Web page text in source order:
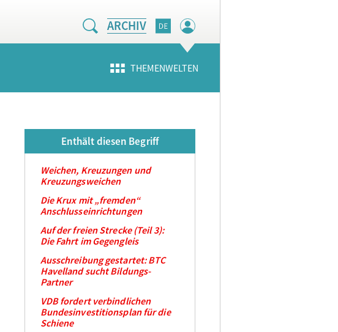
ARCHIV
THEMENWELTEN
Enthält diesen Begriff
Weichen, Kreuzungen und
Kreuzungsweichen
Die Krux mit „fremden“
Anschlusseinrichtungen
Auf der freien Strecke (Teil 3):
Die Fahrt im Gegengleis
Ausschreibung gestartet: BTC
Havelland sucht Bildungs-
Partner
VDB fordert verbindlichen
Bundesinvestitionsplan für die
Schiene